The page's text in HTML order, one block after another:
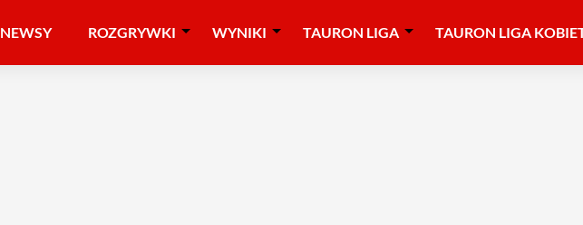
NEWSY ROZGRYWKI WYNIKI TAURON LIGA TAURON LIGA